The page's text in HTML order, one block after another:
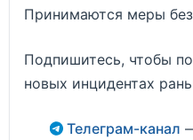
Принимаются меры
Подпишитесь, чтобы
новых инцидентах
Телеграм-канал